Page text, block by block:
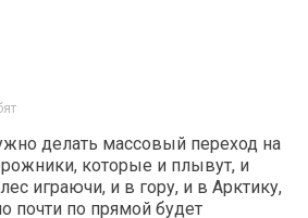
делать массовый переход на
которые и плывут, и
играючи, и в гору, и в Арктику,
почти по прямой будет